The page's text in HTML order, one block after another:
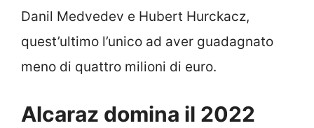
Danil Medvedev e Hubert Hurckacz,
quest’ultimo l’unico ad aver guadagnato
meno di quattro milioni di euro.
Alcaraz domina il 2022